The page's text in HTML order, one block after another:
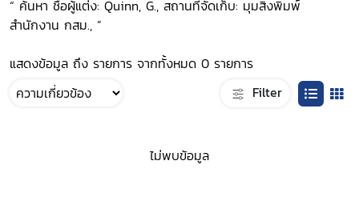
“ ค้นหา ชื่อผู้แต่ง: Quinn, G., สถานที่จัดเก็บ: มุมสิ่งพิมพ์
สำนักงาน กสม., ”
แสดงข้อมูล ถึง รายการ จากทั้งหมด 0 รายการ
Filter
ไม่พบข้อมูล